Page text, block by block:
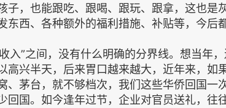
子，也能跟吃、跟喝、跟玩、跟拿，这也是
东西、各种额外的福利措施、补贴等，今后
入”之间，没有什么明确的分界线。想当年
高兴半天，后来胃口越来越大，近年来，如
、茅台，就不够档次，我们这些华侨回国一
回国。如今逢年过节，企业对官员送礼，往